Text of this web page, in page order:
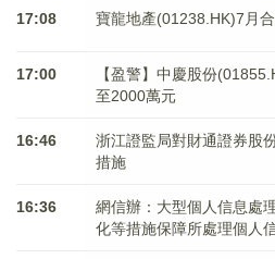
17:08 寶龍地產(01238.HK)7月
17:00
【盈警】中慶股份
至2000萬元
16:46
浙江證監局對財通證券股
措施
16:36
網信辦：大型個人信息處
化等措施保障所處理個人